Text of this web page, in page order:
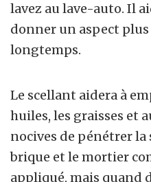
lavez au lave-auto. Il
donner un aspect
longtemps.
Le scellant aidera à
huiles, les graisses et
nocives de pénétrer la
brique et le mortier
appliqué, mais quand